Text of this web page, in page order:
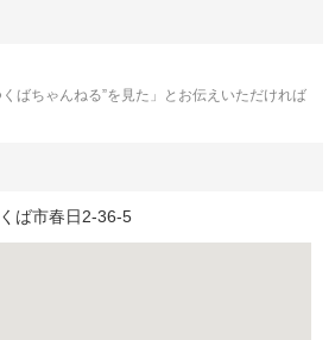
ばちゃんねる”を見た」とお伝えいただければ
ば市春日2-36-5